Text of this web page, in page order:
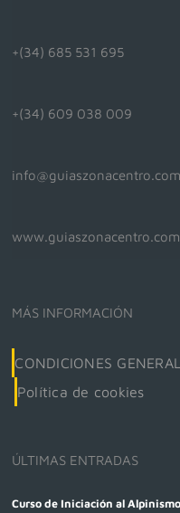
+(34) 685 531 695
+(34) 609 038 009
info@guiaszonacentro.com
www.guiaszonacentro.com
MÁS INFORMACIÓN
CONDICIONES
Política de cookies
ÚLTIMAS ENTRADAS
Curso de Iniciación al